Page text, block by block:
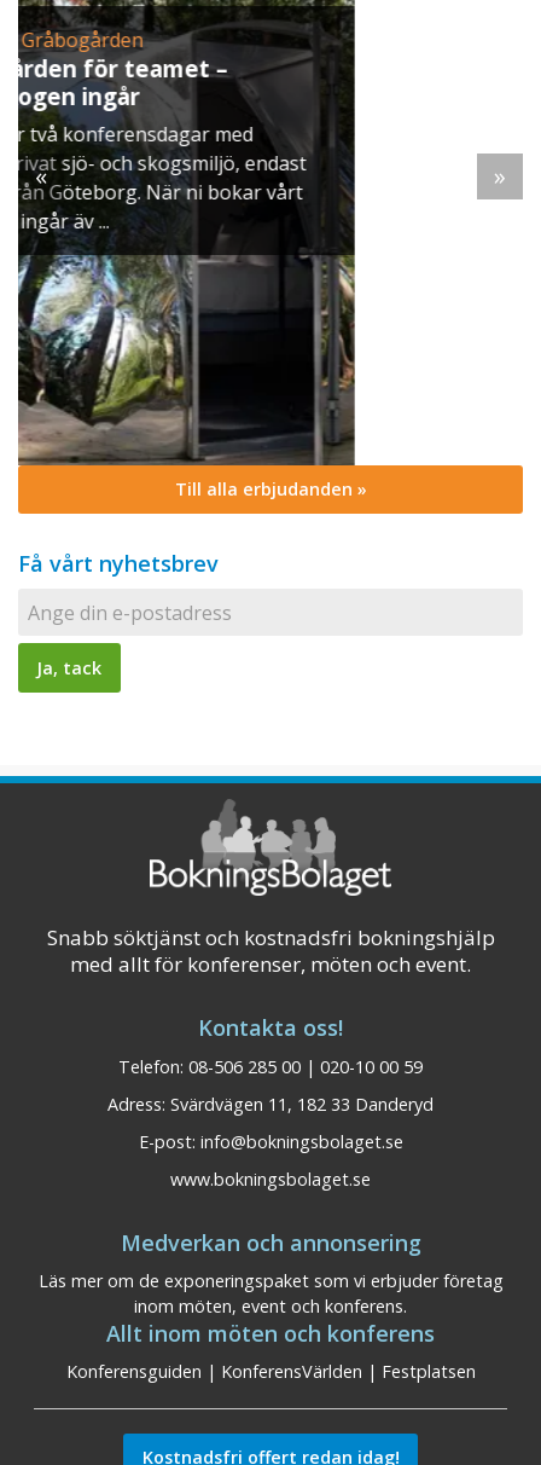
Erbjudande från Skytteholm Ekerö
Julbord på Ekerö
När vintern lägger sig över Mälaren dukar vi upp
ett klassiskt svenskt julbord i Skyttegården. Här
möts ni av doften av gran, ljus som brinner stilla
och smaker ...
« »
Till alla erbjudanden »
Få vårt nyhetsbrev
Snabb söktjänst och kostnadsfri bokningshjälp
med allt för konferenser, möten och event.
Kontakta oss!
Telefon: 08-506 285 00 | 020-10 00 59
Adress: Svärdvägen 11, 182 33 Danderyd
E-post: info@bokningsbolaget.se
www.bokningsbolaget.se
Medverkan och annonsering
Läs mer om de exponeringspaket som vi erbjuder företag
inom möten, event och konferens.
Allt inom möten och konferens
Konferensguiden | KonferensVärlden | Festplatsen
Kostnadsfri offert redan idag!